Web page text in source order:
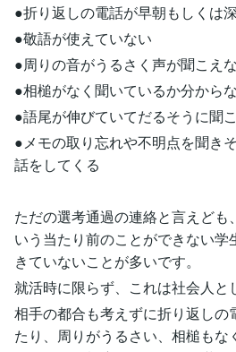
●折り返しの電話が早朝もしくは
●敬語が使えていない
●周りの音がうるさく声が聞こえ
●相槌がなく聞いているか分から
●語尾が伸びていてだるそうに聞
●メモの取り忘れや不明点を聞き
話をしてくる
ただの選考通過の連絡と言えども
いう当たり前のことができない
きていないことが多いです。
就活時に限らず、これは社会人と
相手の都合も考えずに折り返しの
たり、周りがうるさい、相槌も